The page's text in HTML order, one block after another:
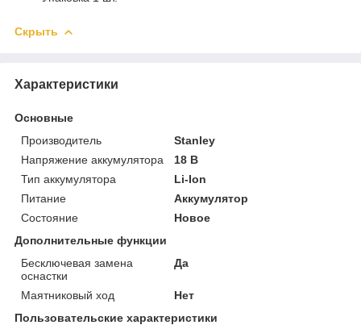
Скрыть
Характеристики
Основные
Производитель
Stanley
Напряжение аккумулятора
18 В
Тип аккумулятора
Li-Ion
Питание
Аккумулятор
Состояние
Новое
Дополнительные функции
Бесключевая замена
оснастки
Да
Маятниковый ход
Нет
Пользовательские характеристики